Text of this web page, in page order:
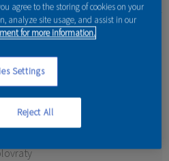
Máša
agree to the storing of cookies on your
analyze site usage, and assist in our
for more information.
Settings
Reject All